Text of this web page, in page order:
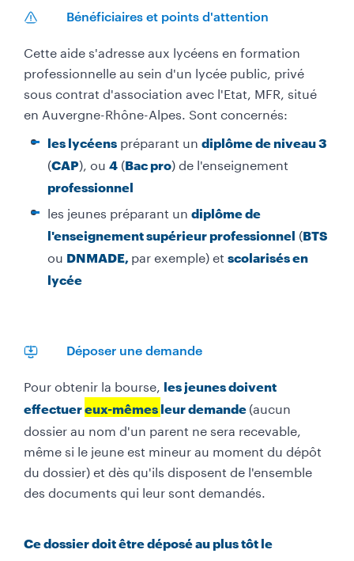
Bénéficiaires et points d'attention
Cette aide s'adresse aux lycéens en formation
professionnelle au sein d'un lycée public, privé
sous contrat d'association avec l'Etat, MFR, situé
en Auvergne-Rhône-Alpes. Sont concernés:
les lycéens préparant un diplôme de niveau 3
(CAP), ou 4 (Bac pro) de l'enseignement
professionnel
les jeunes préparant un diplôme de
l'enseignement supérieur professionnel (BTS
ou DNMADE, par exemple) et scolarisés en
lycée
Déposer une demande
Pour obtenir la bourse, les jeunes doivent
effectuereux-mêmes leur demande (aucun
dossier au nom d'un parent ne sera recevable,
même si le jeune est mineur au moment du dépôt
du dossier) et dès qu'ils disposent de l'ensemble
des documents qui leur sont demandés.
Ce dossier doit être déposé au plus tôt le